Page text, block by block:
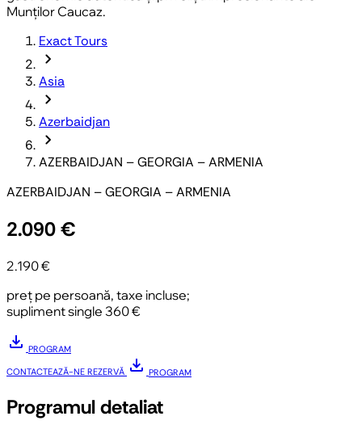
Munților Caucaz.
Exact Tours
chevron_forward
Asia
chevron_forward
Azerbaidjan
chevron_forward
AZERBAIDJAN – GEORGIA – ARMENIA
AZERBAIDJAN – GEORGIA – ARMENIA
2.090 €
2.190 €
preț pe persoană, taxe incluse;
supliment single 360 €
download PROGRAM
CONTACTEAZĂ-NE REZERVĂ download PROGRAM
Programul detaliat